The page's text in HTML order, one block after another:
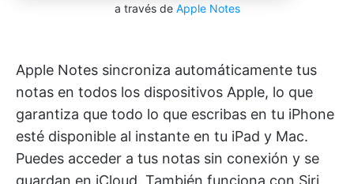
a través de Apple Notes
Apple Notes sincroniza automáticamente tus
notas en todos los dispositivos Apple, lo que
garantiza que todo lo que escribas en tu iPhone
esté disponible al instante en tu iPad y Mac.
Puedes acceder a tus notas sin conexión y se
guardan en iCloud. También funciona con Siri